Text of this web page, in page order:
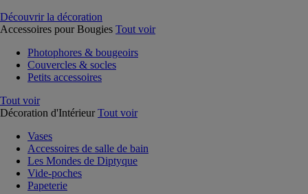
Découvrir la décoration
Accessoires pour Bougies Tout voir
Photophores & bougeoirs
Couvercles & socles
Petits accessoires
Tout voir
Décoration d'Intérieur Tout voir
Vases
Accessoires de salle de bain
Les Mondes de Diptyque
Vide-poches
Papeterie